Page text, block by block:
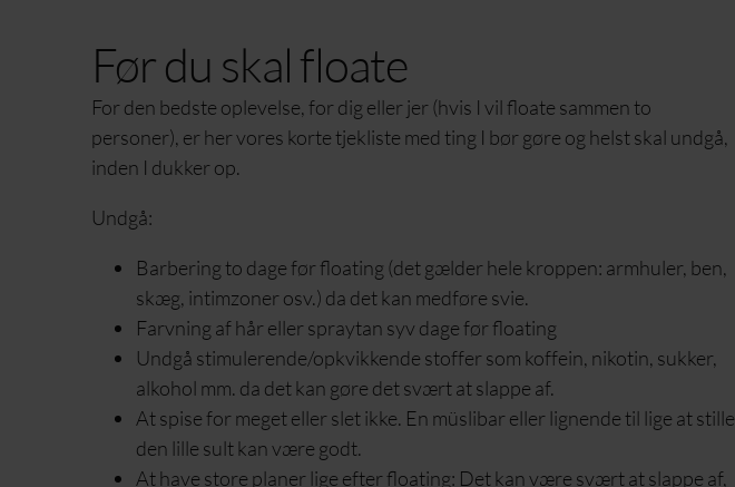
Før du skal floate
For den bedste oplevelse, for dig eller jer (hvis I vil floate sammen to
personer), er her vores korte tjekliste med ting I bør gøre og helst skal undgå,
inden I dukker op.
Undgå:
Barbering to dage før floating (det gælder hele kroppen: armhuler, ben,
skæg, intimzoner osv.) da det kan medføre svie.
Farvning af hår eller spraytan syv dage før floating
Undgå stimulerende/opkvikkende stoffer som koffein, nikotin, sukker,
alkohol mm. da det kan gøre det svært at slappe af.
At spise for meget eller slet ikke. En müslibar eller lignende til lige at stille
den lille sult kan være godt.
At have store planer lige efter floating: Det kan være svært at slappe af,